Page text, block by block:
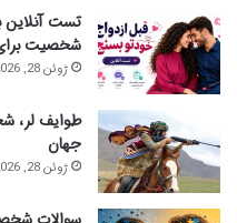
شخصیت
ژوئن 28, 2026
طوایف لر،
جهان
ژوئن 28, 2026